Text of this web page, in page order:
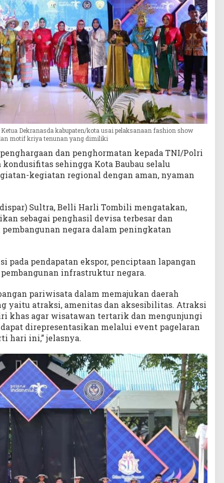
Dekranasda kabupaten/kota usai pelaksanaan fashion show
motif kriya tenunan yang dimiliki
dan penghormatan kepada TNI/Polri
sehingga Kota Baubau selalu
kegiatan regional dengan aman, nyaman
Sultra, Belli Harli Tombili mengatakan,
sebagai penghasil devisa terbesar dan
negara dalam peningkatan
pada pendapatan ekspor, penciptaan lapangan
pembangunan infrastruktur negara.
pariwisata dalam memajukan daerah
yaitu atraksi, amenitas dan aksesibilitas. Atraksi
khas agar wisatawan tertarik dan mengunjungi
direpresentasikan melalui event pagelaran
hari ini,” jelasnya.